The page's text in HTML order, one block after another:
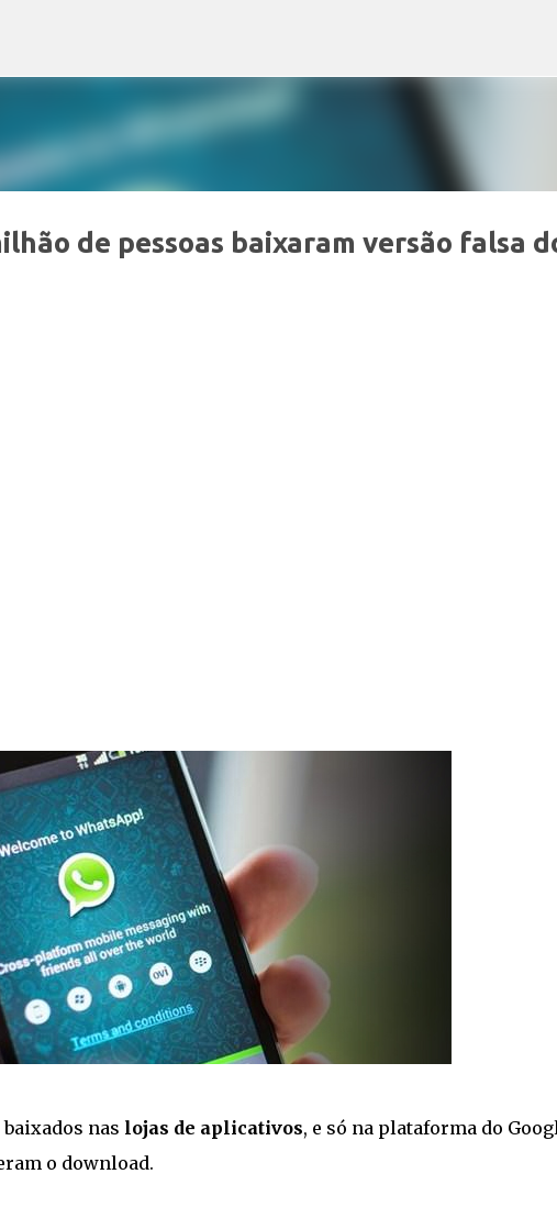
de pessoas baixaram versão falsa
nas lojas de aplicativos, e só na plataforma do
o download.